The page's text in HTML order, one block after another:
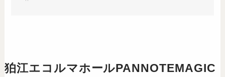
狛江エコルマホールPANNOTEMAGIC